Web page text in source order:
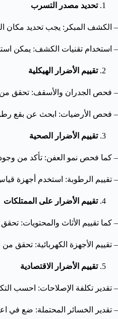
تحديد مصدر التسرب
– الكشف المبكر: يجب تحديد مكان
– استخدام تقنيات الكشف: يمكن
تقييم الأضرار الهيكلية
– فحص الجدران والأسقف: تحقق
– فحص الأرضيات: ابحث عن بقع
تقييم الأضرار الصحية
– كما فحص نمو العفن: تأكد من
– تقييم الرطوبة: استخدم أجهزة
تقييم الأضرار على الممتلكات
– كما تقييم الأثاث والمحتويات:
– تقييم الأجهزة الكهربائية: تحقق
تقييم الأضرار الاقتصادية
– تقدير تكلفة الإصلاحات: احسب
– تقدير الخسائر المحتملة: ضع في